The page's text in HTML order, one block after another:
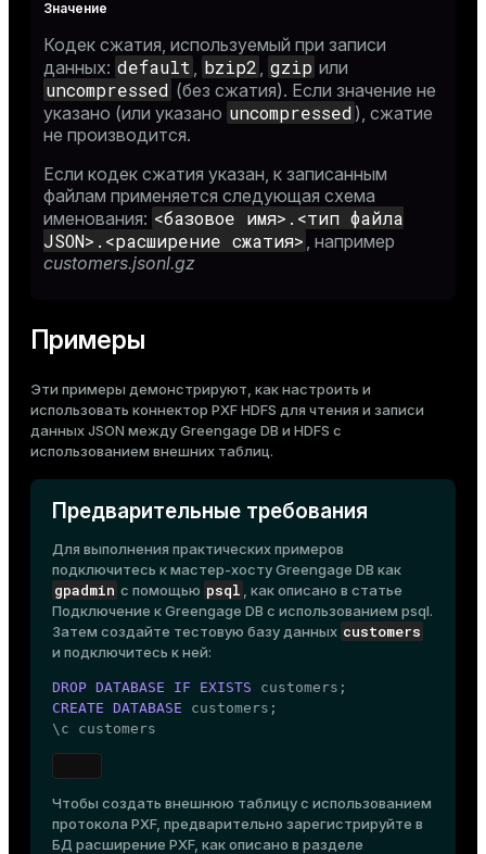
Кодек сжатия, используемый при записи
данных: default bzip2 gzip или
uncompressed (без сжатия). Если значение не
указано (или указано uncompressed ), сжатие
не производится.
Если кодек сжатия указан, к записанным
файлам применяется следующая схема
именования: <базовое имя>.<тип файла
JSON>.<расширение сжатия> , например
customers.jsonl.gz
Примеры
Эти примеры демонстрируют, как настроить и
использовать коннектор PXF HDFS для чтения и записи
данных JSON между Greengage DB и HDFS с
использованием внешних таблиц.
Предварительные требования
Для выполнения практических примеров
подключитесь к мастер-хосту Greengage DB как
gpadmin с помощью psql
, как описано в статье
Подключение к Greengage DB с использованием psql.
Затем создайте тестовую базу данных customers
и подключитесь к ней:
DROP DATABASE IF EXISTS
CREATE DATABASE customers;
\c customers
Чтобы создать внешнюю таблицу с использованием
протокола PXF, предварительно зарегистрируйте в
БД расширение PXF, как описано в разделе